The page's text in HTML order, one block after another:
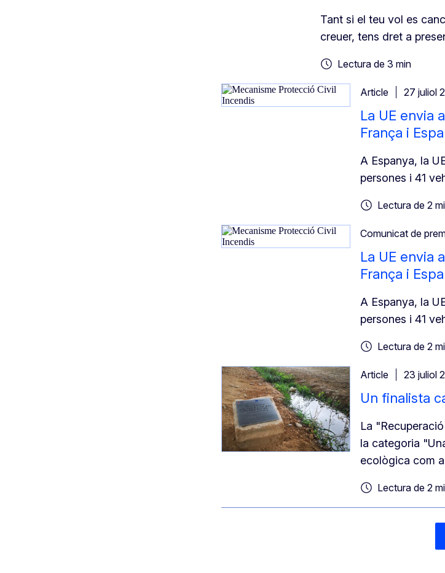
Tant si el teu vol es
creuer, tens dret a
Lectura de 3 min
Article 27 juliol
La UE envia
França i
A Espanya, la
persones i 41
Lectura de 2
Comunicat de
La UE envia
França i
A Espanya, la
persones i 41
Lectura de 2
Article 23 juliol
Un finalista
La
la categoria
ecològica com
Lectura de 2